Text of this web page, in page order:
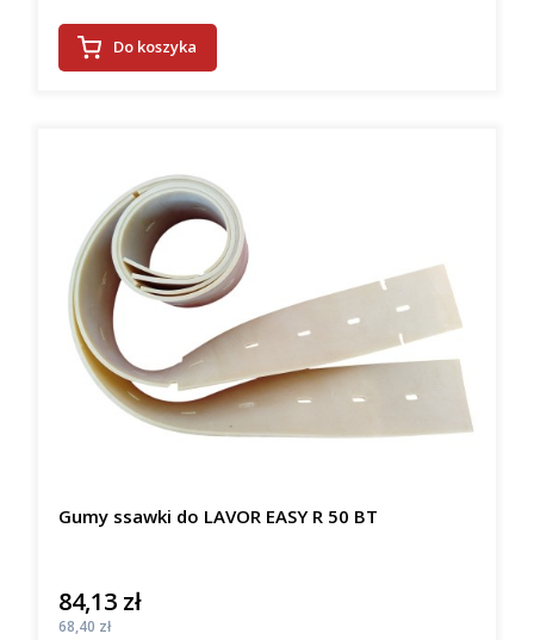
Do koszyka
Gumy ssawki do LAVOR EASY R 50 BT
Cena
84,13 zł
Cena
68,40 zł